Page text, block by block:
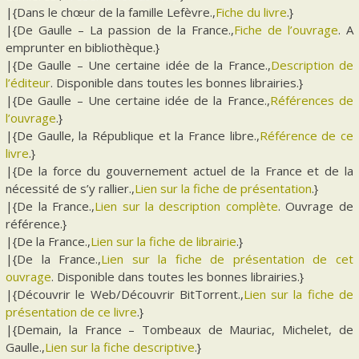
|{Dans le chœur de la famille Lefèvre.,Fiche du livre.}
|{De Gaulle – La passion de la France.,Fiche de l’ouvrage. A
emprunter en bibliothèque.}
|{De Gaulle – Une certaine idée de la France.,Description de
l’éditeur. Disponible dans toutes les bonnes librairies.}
|{De Gaulle – Une certaine idée de la France.,Références de
l’ouvrage.}
|{De Gaulle, la République et la France libre.,Référence de ce
livre.}
|{De la force du gouvernement actuel de la France et de la
nécessité de s’y rallier.,Lien sur la fiche de présentation.}
|{De la France.,Lien sur la description complète. Ouvrage de
référence.}
|{De la France.,Lien sur la fiche de librairie.}
|{De la France.,Lien sur la fiche de présentation de cet
ouvrage. Disponible dans toutes les bonnes librairies.}
|{Découvrir le Web/Découvrir BitTorrent.,Lien sur la fiche de
présentation de ce livre.}
|{Demain, la France – Tombeaux de Mauriac, Michelet, de
Gaulle.,Lien sur la fiche descriptive.}